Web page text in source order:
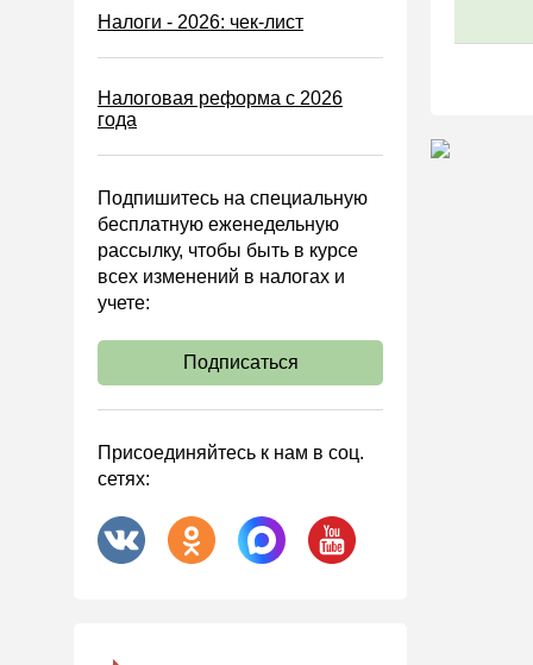
Онлайн-кассы ККТ ККМ
Блокировка счета
МСФО
деятельности (АХД)
Охрана труда и аттестация
Охрана труда
Валютные операции
Налоговая система РФ
Налоговое планирование
Договоры
АО
Налоги - 2026: чек-лист
Налоговая реформа с 2026
года
Подпишитесь на специальную
бесплатную еженедельную
рассылку, чтобы быть в курсе
всех изменений в налогах и
учете:
Подписаться
Присоединяйтесь к нам в соц.
сетях: